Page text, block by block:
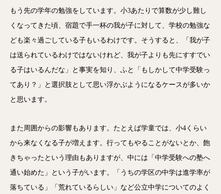
もう先の学年の勉強をしています。小3あたりで算数が少し難し
くなってきた頃、宿題で手一杯の我が子に対して、学校の勉強な
ども楽々過ごしている子もいるわけです。そうすると、「我が子
は送られているわけではないけれど、我が子よりも先にすすでい
る子はいるんだな」と事実を知り、ふと「もしかして中学受験っ
てあり？」と選択肢として思い浮かぶようになるケースが多いか
と思います。
また周囲からの影響もあります。たとえば学童では、小4くらい
から来なくなる子が増えます。行ってもやることがないとか、飽
きちゃったという理由もありますが、中には「中学受験への塾へ
通い始めた」という子がいます。「うちの学区の中学は進学率が
落ちている」「荒れているらしい」など公立中学についてのよく